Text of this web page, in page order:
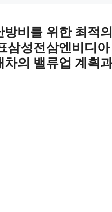
를 위한 최적의